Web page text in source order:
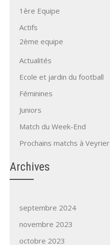
1ère Equipe
Actifs
2ème equipe
Actualités
Ecole et jardin du football
Féminines
Juniors
Match du Week-End
Prochains matchs à Veyrier
Archives
septembre 2024
novembre 2023
octobre 2023